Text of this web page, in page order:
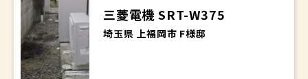
三菱電機 SRT-W375
埼玉県 上福岡市 F様邸